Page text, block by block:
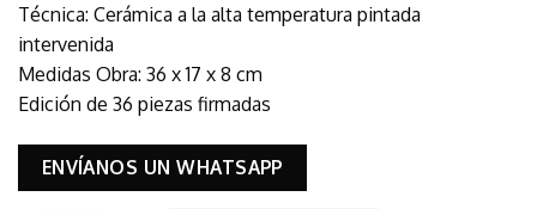
Técnica: Cerámica a la alta temperatura pintada
intervenida
Medidas Obra: 36 x 17 x 8 cm
Edición de 36 piezas firmadas
ENVÍANOS UN WHATSAPP